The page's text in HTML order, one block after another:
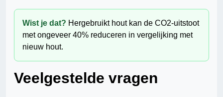
Wist je dat? Hergebruikt hout kan de CO2-uitstoot
met ongeveer 40% reduceren in vergelijking met
nieuw hout.
Veelgestelde vragen